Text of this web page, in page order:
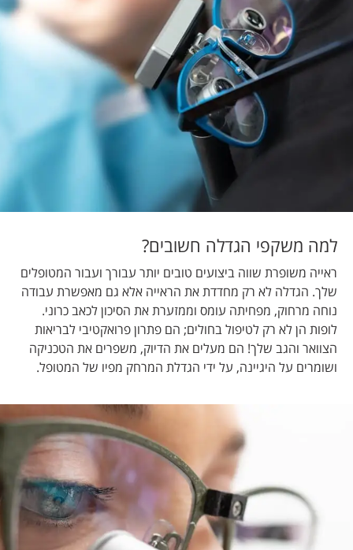
למה משקפי הגדלה חשובים?
ראייה משופרת שווה ביצועים טובים יותר עבורך ועבור המטופלים
שלך. הגדלה לא רק מחדדת את הראייה אלא גם מאפשרת עבודה
נוחה מרחוק, מפחיתה עומס וממזערת את הסיכון לכאב כרוני.
לופות הן לא רק לטיפול בחולים; הם פתרון פרואקטיבי לבריאות
הצוואר והגב שלך! הם מעלים את הדיוק, משפרים את הטכניקה
ושומרים על היגיינה, על ידי הגדלת המרחק מפיו של המטופל.